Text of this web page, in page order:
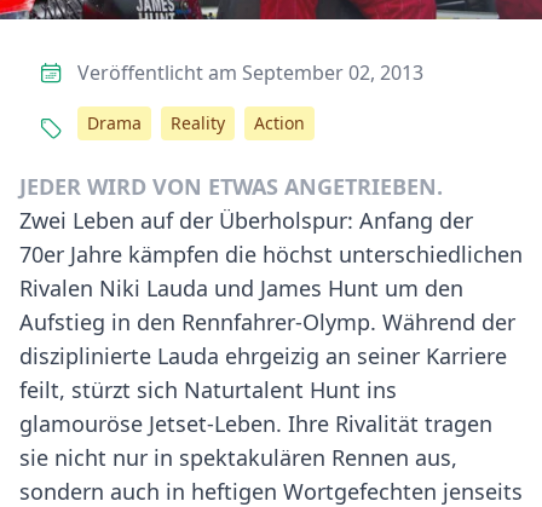
JEDER WIRD VON ETWAS ANGETRIEBEN.
Zwei Leben auf der Überholspur: Anfang der
70er Jahre kämpfen die höchst unterschiedlichen
Rivalen Niki Lauda und James Hunt um den
Aufstieg in den Rennfahrer-Olymp. Während der
disziplinierte Lauda ehrgeizig an seiner Karriere
feilt, stürzt sich Naturtalent Hunt ins
glamouröse Jetset-Leben. Ihre Rivalität tragen
sie nicht nur in spektakulären Rennen aus,
sondern auch in heftigen Wortgefechten jenseits
Veröffentlicht am September 02, 2013
Drama Reality Action